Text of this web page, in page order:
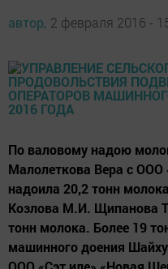
автор, 2 февраля 2016 -
По валовому надою
Малолеткова Вера с ООО
надоила 20,2 тонн
Козлова М.И. Щипанова
тонн молока. Более 19
машинного доения